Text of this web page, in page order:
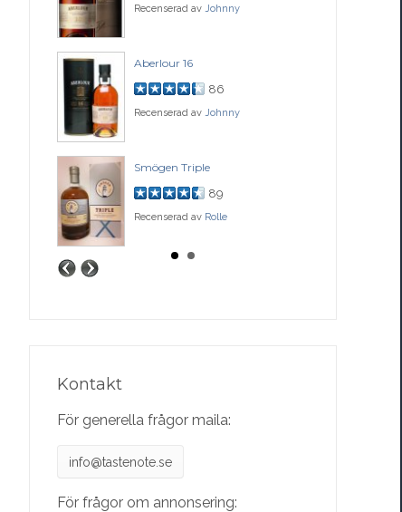
Recenserad av Johnny
Aberlour 16
86
Recenserad av Johnny
Smögen Triple
89
Recenserad av Rolle
Kontakt
För generella frågor maila:
info@tastenote.se
För frågor om annonsering: